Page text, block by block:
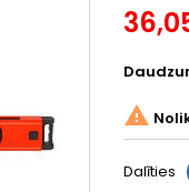

Dalīties